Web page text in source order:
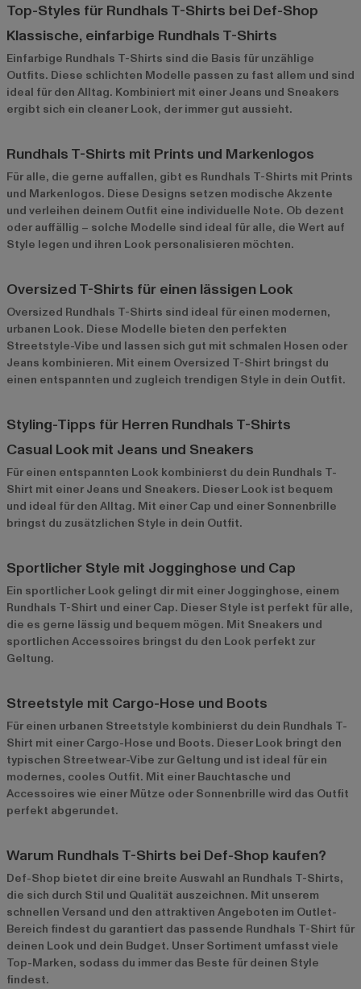
Top-Styles für Rundhals T-Shirts bei Def-Shop
Klassische, einfarbige Rundhals T-Shirts
Einfarbige Rundhals T-Shirts sind die Basis für unzählige
Outfits. Diese schlichten Modelle passen zu fast allem und sind
ideal für den Alltag. Kombiniert mit einer Jeans und Sneakers
ergibt sich ein cleaner Look, der immer gut aussieht.
Rundhals T-Shirts mit Prints und Markenlogos
Für alle, die gerne auffallen, gibt es Rundhals T-Shirts mit Prints
und Markenlogos. Diese Designs setzen modische Akzente
und verleihen deinem Outfit eine individuelle Note. Ob dezent
oder auffällig – solche Modelle sind ideal für alle, die Wert auf
Style legen und ihren Look personalisieren möchten.
Oversized T-Shirts für einen lässigen Look
Oversized Rundhals T-Shirts sind ideal für einen modernen,
urbanen Look. Diese Modelle bieten den perfekten
Streetstyle-Vibe und lassen sich gut mit schmalen Hosen oder
Jeans kombinieren. Mit einem Oversized T-Shirt bringst du
einen entspannten und zugleich trendigen Style in dein Outfit.
Styling-Tipps für Herren Rundhals T-Shirts
Casual Look mit Jeans und Sneakers
Für einen entspannten Look kombinierst du dein Rundhals T-
Shirt mit einer Jeans und Sneakers. Dieser Look ist bequem
und ideal für den Alltag. Mit einer Cap und einer Sonnenbrille
bringst du zusätzlichen Style in dein Outfit.
Sportlicher Style mit Jogginghose und Cap
Ein sportlicher Look gelingt dir mit einer Jogginghose, einem
Rundhals T-Shirt und einer Cap. Dieser Style ist perfekt für alle,
die es gerne lässig und bequem mögen. Mit Sneakers und
sportlichen Accessoires bringst du den Look perfekt zur
Geltung.
Streetstyle mit Cargo-Hose und Boots
Für einen urbanen Streetstyle kombinierst du dein Rundhals T-
Shirt mit einer Cargo-Hose und Boots. Dieser Look bringt den
typischen Streetwear-Vibe zur Geltung und ist ideal für ein
modernes, cooles Outfit. Mit einer Bauchtasche und
Accessoires wie einer Mütze oder Sonnenbrille wird das Outfit
perfekt abgerundet.
Warum Rundhals T-Shirts bei Def-Shop kaufen?
Def-Shop bietet dir eine breite Auswahl an Rundhals T-Shirts,
die sich durch Stil und Qualität auszeichnen. Mit unserem
schnellen Versand und den attraktiven Angeboten im Outlet-
Bereich findest du garantiert das passende Rundhals T-Shirt für
deinen Look und dein Budget. Unser Sortiment umfasst viele
Top-Marken, sodass du immer das Beste für deinen Style
findest.